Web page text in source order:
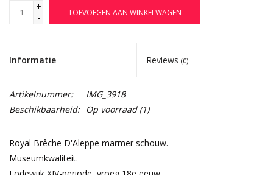
+
-
TOEVOEGEN AAN WINKELWAGEN
Informatie Reviews (0)
Artikelnummer:
IMG_3918
Beschikbaarheid: Op voorraad(1)
Royal Brêche D'Aleppe marmer schouw.
Museumkwaliteit.
Lodewijk XIV-periode, vroeg 18e eeuw.